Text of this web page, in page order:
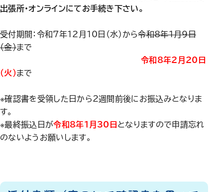
出張所・オンラインにてお手続き下さい。
受付期間：令和7年12月10日（水）から令和8年1月9日
（金）まで
令和8年2月20日
（火）まで
※確認書を受領した日から2週間前後にお振込みとなりま
す。
※最終振込日が令和8年1月30日 となりますので申請忘れ
のないようお願いします。